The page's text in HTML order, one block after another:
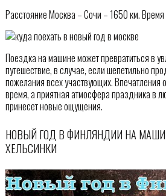
Расстояние Москва – Сочи – 1650 км.
Поездка на машине может превратиться в
путешествие, в случае, если шепетильно
пожелания всех участвующих. Впечатления
время, а приятная атмосфера праздника в
принесет новые ощущения.
НОВЫЙ ГОД В ФИНЛЯНДИИ НА
ХЕЛЬСИНКИ